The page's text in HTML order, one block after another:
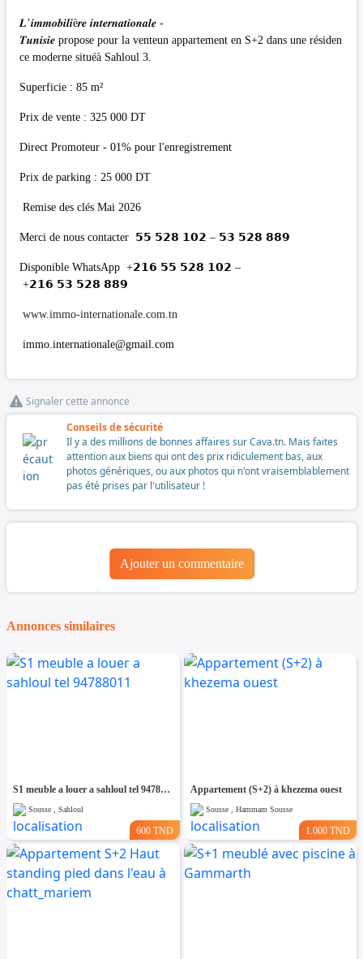
𝑳’𝒊𝒎𝒎𝒐𝒃𝒊𝒍𝒊è𝒓𝒆 𝒊𝒏𝒕𝒆𝒓𝒏𝒂𝒕𝒊𝒐𝒏𝒂𝒍𝒆 -
𝑻𝒖𝒏𝒊𝒔𝒊𝒆 propose pour la venteun appartement en S+2 dans une résiden
ce moderne situéà Sahloul 3.
Superficie : 85 m²
Prix de vente : 325 000 DT
Direct Promoteur - 01% pour l'enregistrement
Prix de parking : 25 000 DT
Remise des clés Mai 2026
Merci de nous contacter 𝟱𝟱 𝟱𝟮𝟴 𝟭𝟬𝟮 – 𝟱𝟯 𝟱𝟮𝟴 𝟴𝟴𝟵
Disponible WhatsApp +𝟮𝟭𝟲 𝟱𝟱 𝟱𝟮𝟴 𝟭𝟬𝟮 –
+𝟮𝟭𝟲 𝟱𝟯 𝟱𝟮𝟴 𝟴𝟴𝟵
www.immo-internationale.com.tn
immo.internationale@gmail.com
Signaler cette annonce
Conseils de sécurité
Il y a des millions de bonnes affaires sur Cava.tn. Mais faites
attention aux biens qui ont des prix ridiculement bas, aux
photos génériques, ou aux photos qui n'ont vraisemblablement
pas été prises par l'utilisateur !
Ajouter un commentaire
Annonces similaires
S1 meuble a louer a sahloul tel 94788011
Sousse , Sahloul
600 TND
Appartement (S+2) à khezema ouest
Sousse , Hammam Sousse
1.000 TND